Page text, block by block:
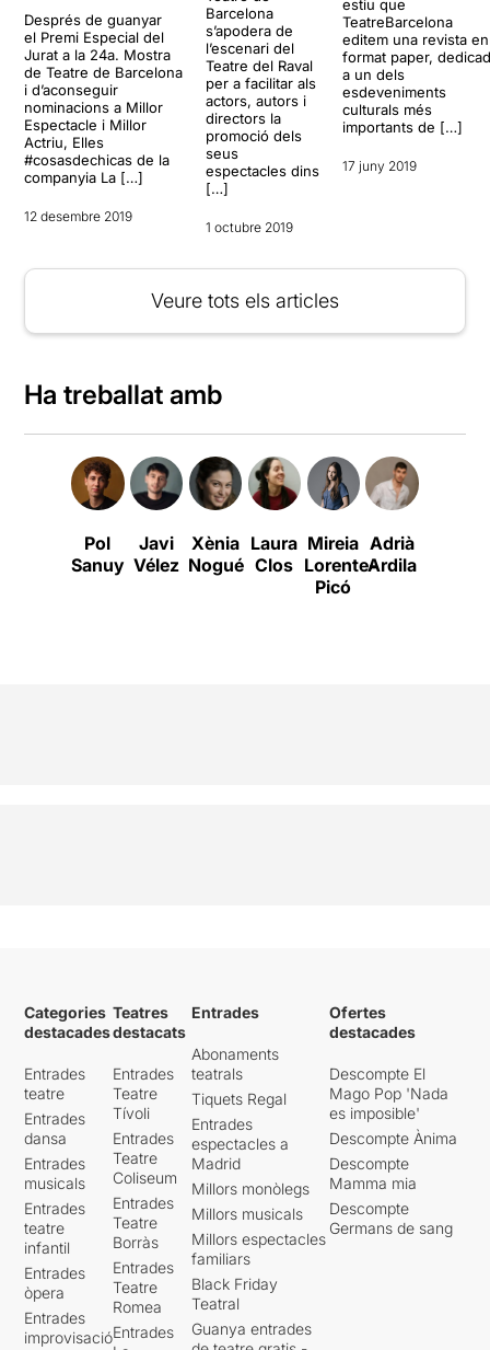
Després de guanyar
el Premi Especial del
Jurat a la 24a. Mostra
de Teatre de Barcelona
i d’aconseguir
nominacions a Millor
Espectacle i Millor
Actriu, Elles
#cosasdechicas de la
companyia La […]
12 desembre 2019
Barcelona
s’apodera de
l’escenari del
Teatre del Raval
per a facilitar als
actors, autors i
directors la
promoció dels
seus
espectacles dins
[…]
1 octubre 2019
estiu que
TeatreBarcelona
editem una revista en
format paper,
a un dels
esdeveniments
culturals més
importants de […]
17 juny 2019
Veure tots els articles
Ha treballat amb
Pol
Sanuy
Javi
Vélez
Xènia
Nogué
Laura
Clos
Mireia
Lorente-
Picó
Adrià
Ardila
Categories
destacades
Entrades
teatre
Entrades
dansa
Entrades
musicals
Entrades
teatre
infantil
Entrades
òpera
Entrades
improvisació
Teatres
destacats
Entrades
Teatre
Tívoli
Entrades
Teatre
Coliseum
Entrades
Teatre
Borràs
Entrades
Teatre
Romea
Entrades
Entrades
Abonaments
teatrals
Tiquets Regal
Entrades
espectacles a
Madrid
Millors monòlegs
Millors musicals
Millors espectacles
familiars
Black Friday
Teatral
Guanya entrades
Ofertes
destacades
Descompte El
Mago Pop 'Nada
es imposible'
Descompte Ànima
Descompte
Mamma mia
Descompte
Germans de sang